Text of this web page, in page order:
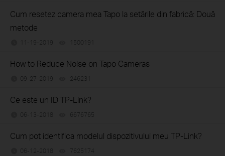
Cum resetez camera mea Tapo la setările din fabrică: Două
metode
11-19-2019 1500191
How to Reduce Noise on Tapo Cameras
09-27-2019 246231
Ce este un ID TP-Link?
06-13-2018 6676765
Cum pot identifica modelul dispozitivului meu TP-Link?
06-12-2018 7625174